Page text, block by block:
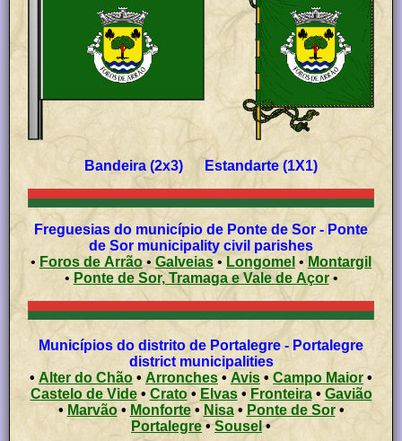
Bandeira (2x3) Estandarte (1X1)
Freguesias do município de Ponte de Sor - Ponte
de Sor municipality civil parishes
• Foros de Arrão• Galveias• Longomel • Montargil
•Ponte de Sor, Tramaga e Vale de Açor•
Municípios do distrito de Portalegre - Portalegre
district municipalities
• Alter do Chão • Arronches• Avis • Campo Maior •
Castelo de Vide• Crato• Elvas• Fronteira• Gavião
• Marvão• Monforte• Nisa• Ponte de Sor•
Portalegre•Sousel•